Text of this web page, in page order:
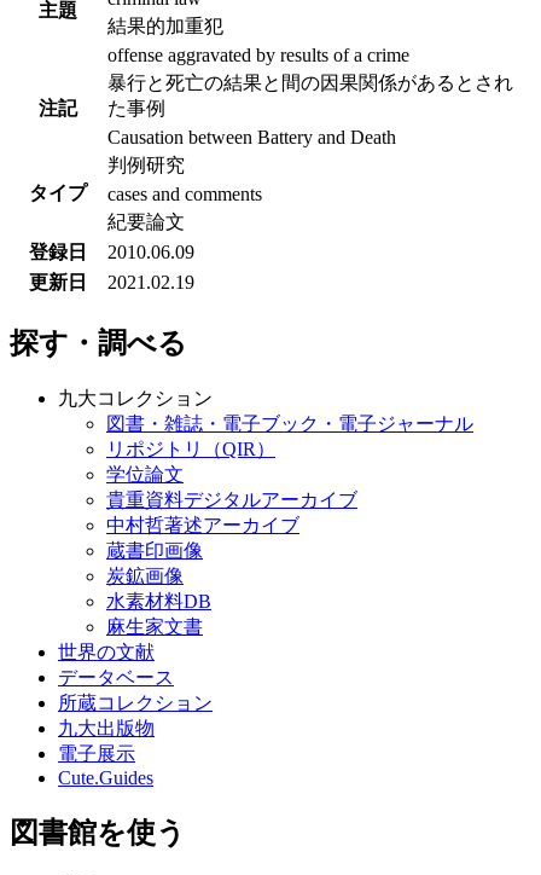
主題
結果的加重犯
offense aggravated by results of a crime
注記
暴行と死亡の結果と間の因果関係があるとされ
た事例
Causation between Battery and Death
タイプ
判例研究
cases and comments
紀要論文
登録日
2010.06.09
更新日
2021.02.19
探す・調べる
九大コレクション
図書・雑誌・電子ブック・電子ジャーナル
リポジトリ（QIR）
学位論文
貴重資料デジタルアーカイブ
中村哲著述アーカイブ
蔵書印画像
炭鉱画像
水素材料DB
麻生家文書
世界の文献
データベース
所蔵コレクション
九大出版物
電子展示
Cute.Guides
図書館を使う